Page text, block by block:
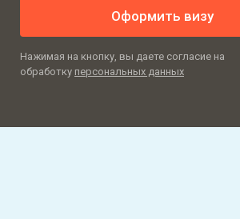
Оформить визу
Нажимая на кнопку, вы даете согласие на
обработку персональных данных